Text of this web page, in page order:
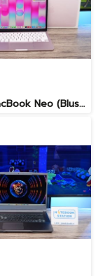
APPLE MacBook Neo (Blush) chip A18 Pro Ram8 SSD512 จอ13นิ้ว Liquid Retina รอบชาร์จเพียง 2 ครั้ง เครื่องสวยอุปกรณ์แท้ครบกล่องประกันศูนย์ รีเซ็ตพร้อมใช้งานในราคาสุดคุ้มเพียง 23,900.-